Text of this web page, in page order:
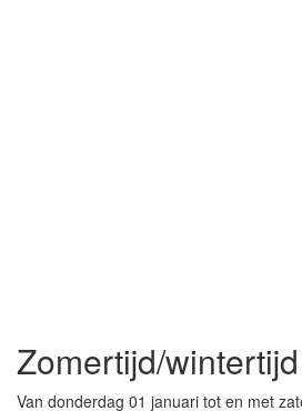
Zomertijd/wintertijd
Van donderdag 01 januari tot en met